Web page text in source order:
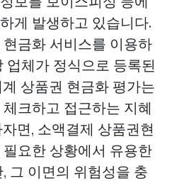
게 발생하고 있습니다.
금화 서비스를 이용하
업체가 정식으로 등록된
상품권 현금화 평가는
크하고 접근하는 지혜
면, 소액결제 상품권현
요한 상황에서 유용한
그 이면의 위험성을 충